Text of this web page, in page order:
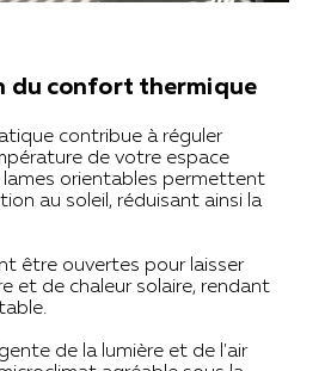
du confort thermique
contribue à réguler
de votre espace
lames orientables permettent
au soleil, réduisant ainsi la
être ouvertes pour laisser
et de chaleur solaire, rendant
de la lumière et de l'air